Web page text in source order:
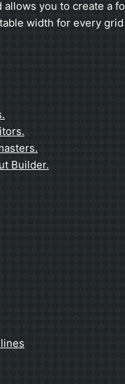
you to create a
width for every
Builder.